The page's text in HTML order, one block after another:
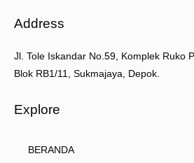
Address
Jl. Tole Iskandar No.59, Komplek Ruko
Blok RB1/11, Sukmajaya, Depok.
Explore
BERANDA